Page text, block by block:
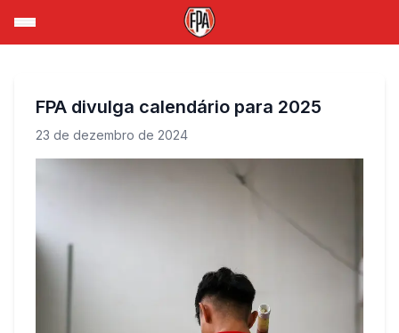
FPA divulga calendário para 2025
23 de dezembro de 2024